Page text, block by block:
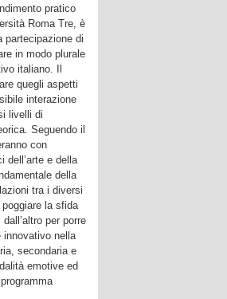
pratico
Roma Tre, è
partecipazione di
in modo plurale
italiano. Il
quegli aspetti
interazione
livelli di
Seguendo il
con
e della
della
tra i diversi
la sfida
per porre
innovativo nella
secondaria e
emotive ed